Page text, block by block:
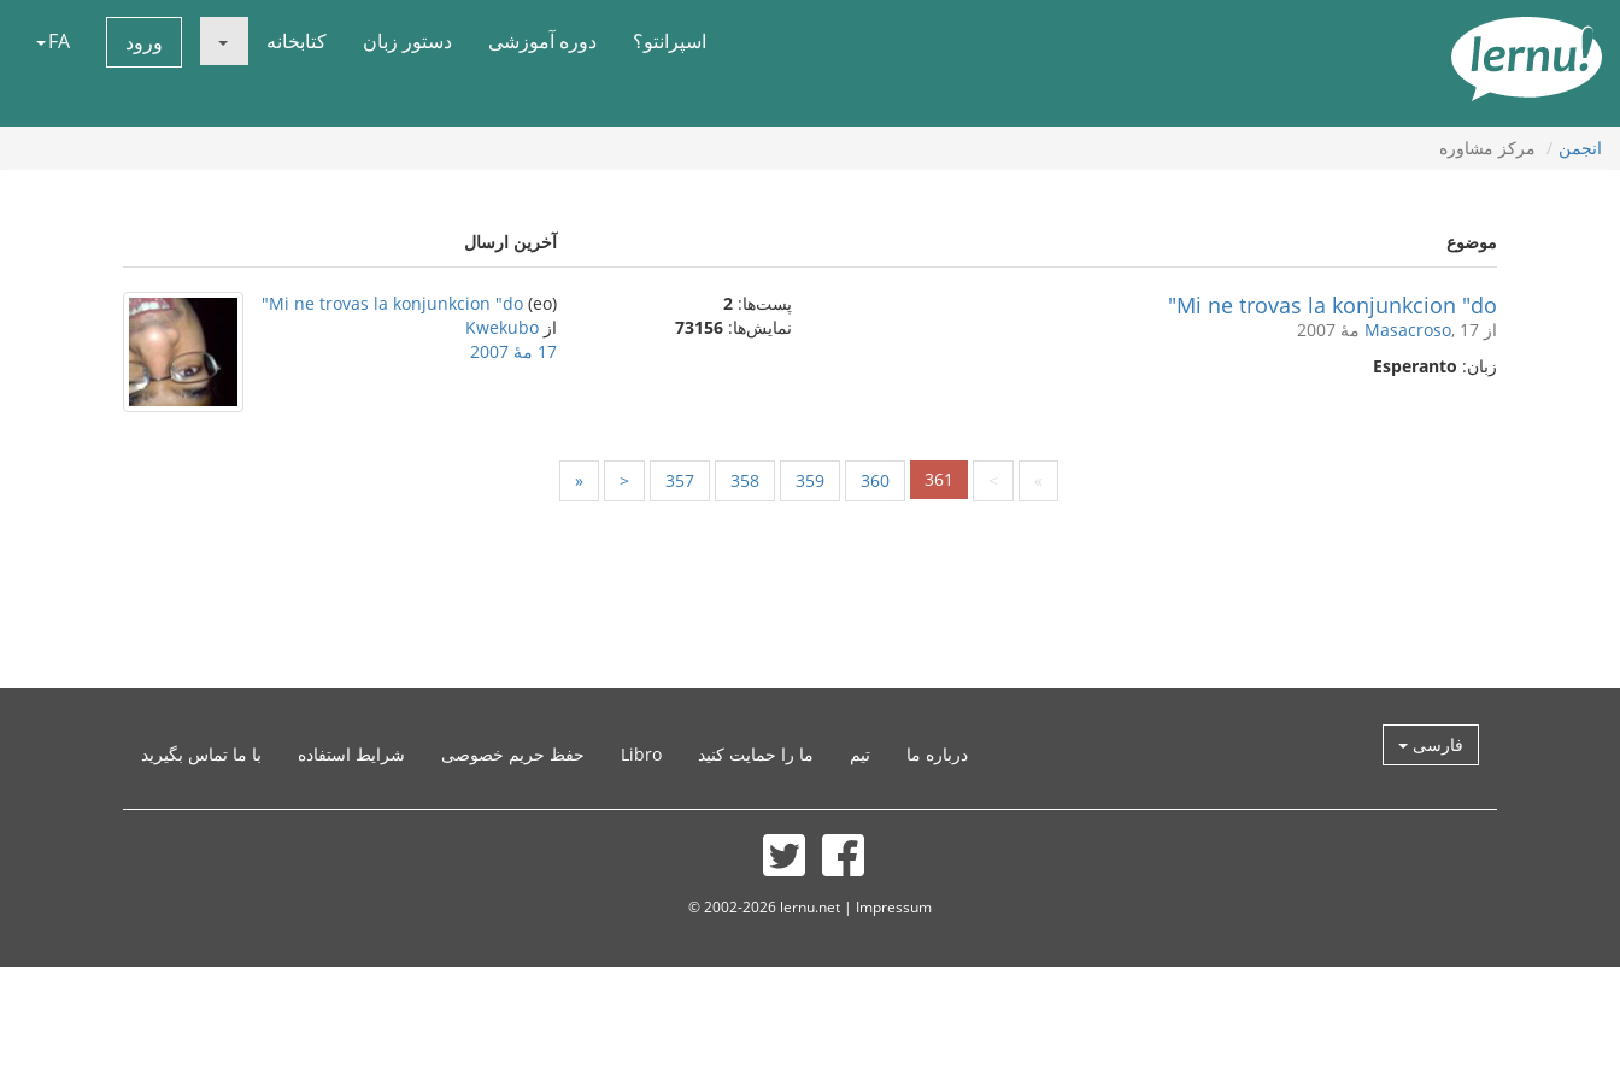
محتوا
اسپرانتو؟ دوره آموزشی دستور زبان کتابخانه ورود FA
انجمن مركز مشاوره
موضوع آخرین ارسال
Mi ne trovas la konjunkcion "do"
از Masacroso, 17 مهٔ 2007
زبان: Esperanto
پست‌ها: 2
نمایش‌ها: 73156
(eo)
Mi ne trovas la konjunkcion "do"
از Kwekubo
17 مهٔ 2007
« < 357 358 359 360 361 > »
فارسی درباره ما تیم ما را حمایت کنید Libro حفظ حریم خصوصی شرایط استفاده با ما تماس بگیرید
© 2002-2026 lernu.net | Impressum